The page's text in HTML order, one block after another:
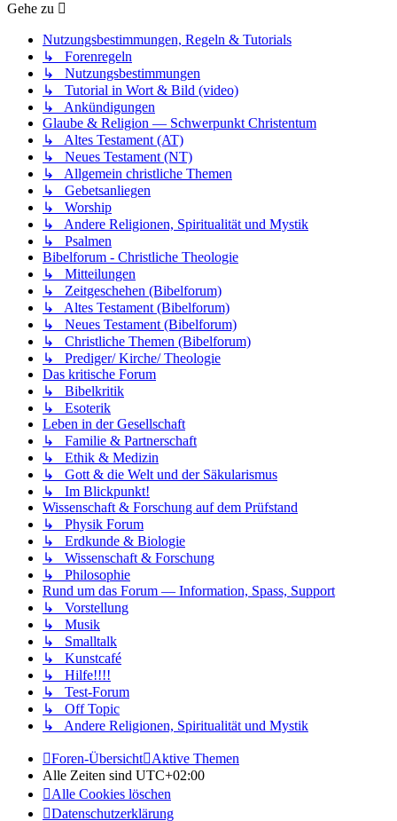
Gehe zu
Nutzungsbestimmungen, Regeln & Tutorials
↳ Forenregeln
↳ Nutzungsbestimmungen
↳ Tutorial in Wort & Bild (video)
↳ Ankündigungen
Glaube & Religion — Schwerpunkt Christentum
↳ Altes Testament (AT)
↳ Neues Testament (NT)
↳ Allgemein christliche Themen
↳ Gebetsanliegen
↳ Worship
↳ Andere Religionen, Spiritualität und Mystik
↳ Psalmen
Bibelforum - Christliche Theologie
↳ Mitteilungen
↳ Zeitgeschehen (Bibelforum)
↳ Altes Testament (Bibelforum)
↳ Neues Testament (Bibelforum)
↳ Christliche Themen (Bibelforum)
↳ Prediger/ Kirche/ Theologie
Das kritische Forum
↳ Bibelkritik
↳ Esoterik
Leben in der Gesellschaft
↳ Familie & Partnerschaft
↳ Ethik & Medizin
↳ Gott & die Welt und der Säkularismus
↳ Im Blickpunkt!
Wissenschaft & Forschung auf dem Prüfstand
↳ Physik Forum
↳ Erdkunde & Biologie
↳ Wissenschaft & Forschung
↳ Philosophie
Rund um das Forum — Information, Spass, Support
↳ Vorstellung
↳ Musik
↳ Smalltalk
↳ Kunstcafé
↳ Hilfe!!!!
↳ Test-Forum
↳ Off Topic
↳ Andere Religionen, Spiritualität und Mystik
Foren-Übersicht
Aktive Themen
Alle Zeiten sind UTC+02:00
Alle Cookies löschen
Datenschutzerklärung